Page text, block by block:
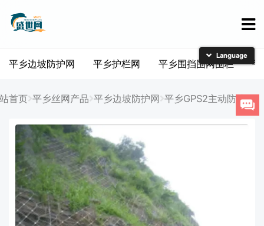
平乡边坡防护网 平乡护栏网 平乡围挡围网围栏 平
首页 平乡丝网产品 平乡边坡防护网 平乡GPS2主动防护网
简体中文
日本語